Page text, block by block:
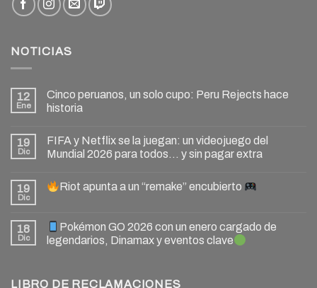
NOTICIAS
12
Ene
Cinco peruanos, un solo cupo: Peru Rejects hace
historia
19
Dic
FIFA y Netflix se la juegan: un videojuego del
Mundial 2026 para todos… y sin pagar extra
19
Dic
Riot apunta a un “remake” encubierto
18
Dic
Pokémon GO 2026 con un enero cargado de
legendarios, Dinamax y eventos clave
LIBRO DE RECLAMACIONES